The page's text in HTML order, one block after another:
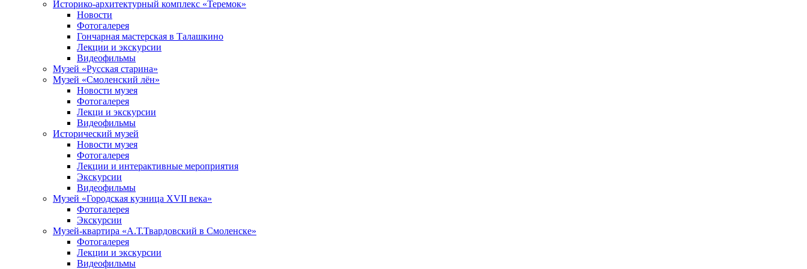
Историко-архитектурный комплекс «Теремок»
Новости
Фотогалерея
Гончарная мастерская в Талашкино
Лекции и экскурсии
Видеофильмы
Музей «Русская старина»
Музей «Смоленский лён»
Новости музея
Фотогалерея
Лекци и экскурсии
Видеофильмы
Исторический музей
Новости музея
Фотогалерея
Лекции и интерактивные мероприятия
Экскурсии
Видеофильмы
Музей «Городская кузница XVII века»
Фотогалерея
Экскурсии
Музей-квартира «А.Т.Твардовский в Смоленске»
Фотогалерея
Лекции и экскурсии
Видеофильмы